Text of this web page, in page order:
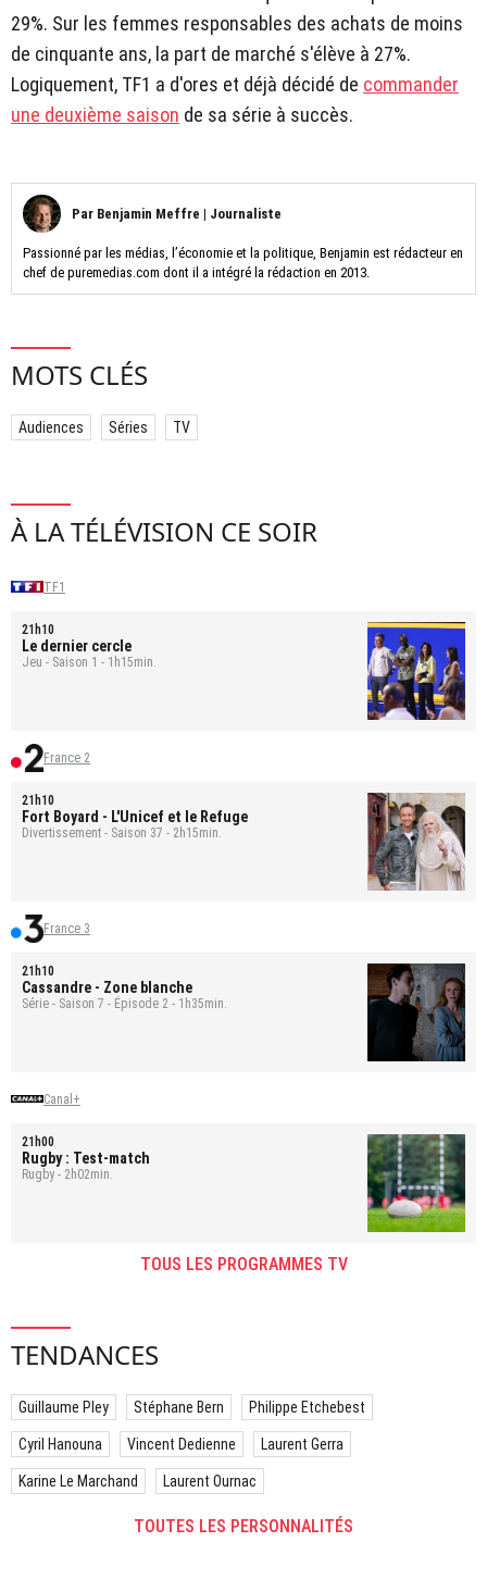
29%. Sur les femmes responsables des achats de moins
de cinquante ans, la part de marché s'élève à 27%.
Logiquement, TF1 a d'ores et déjà décidé de commander
une deuxième saison de sa série à succès.
Par Benjamin Meffre | Journaliste
Passionné par les médias, l’économie et la politique, Benjamin est rédacteur en
chef de puremedias.com dont il a intégré la rédaction en 2013.
MOTS CLÉS
Audiences Séries TV
À LA TÉLÉVISION CE SOIR
TF1
21h10
Le dernier cercle
Jeu - Saison 1 - 1h15min.
France 2
21h10
Fort Boyard - L'Unicef et le Refuge
Divertissement - Saison 37 - 2h15min.
France 3
21h10
Cassandre - Zone blanche
Série - Saison 7 - Épisode 2 - 1h35min.
Canal+
21h00
Rugby : Test-match
Rugby - 2h02min.
TOUS LES PROGRAMMES TV
TENDANCES
Guillaume Pley Stéphane Bern Philippe Etchebest
Cyril Hanouna Vincent Dedienne Laurent Gerra
Karine Le Marchand Laurent Ournac
TOUTES LES PERSONNALITÉS